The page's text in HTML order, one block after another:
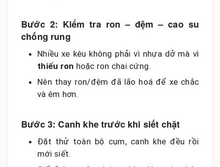
Bước 2: Kiểm tra ron – đệm – cao su
chống rung
Nhiều xe kêu không phải vì nhựa dở mà vì
thiếu ron hoặc ron chai cứng.
Nên thay ron/đệm đã lão hoá để xe chắc
và êm hơn.
Bước 3: Canh khe trước khi siết chặt
Đặt thử toàn bộ cụm, canh khe đều rồi
mới siết.